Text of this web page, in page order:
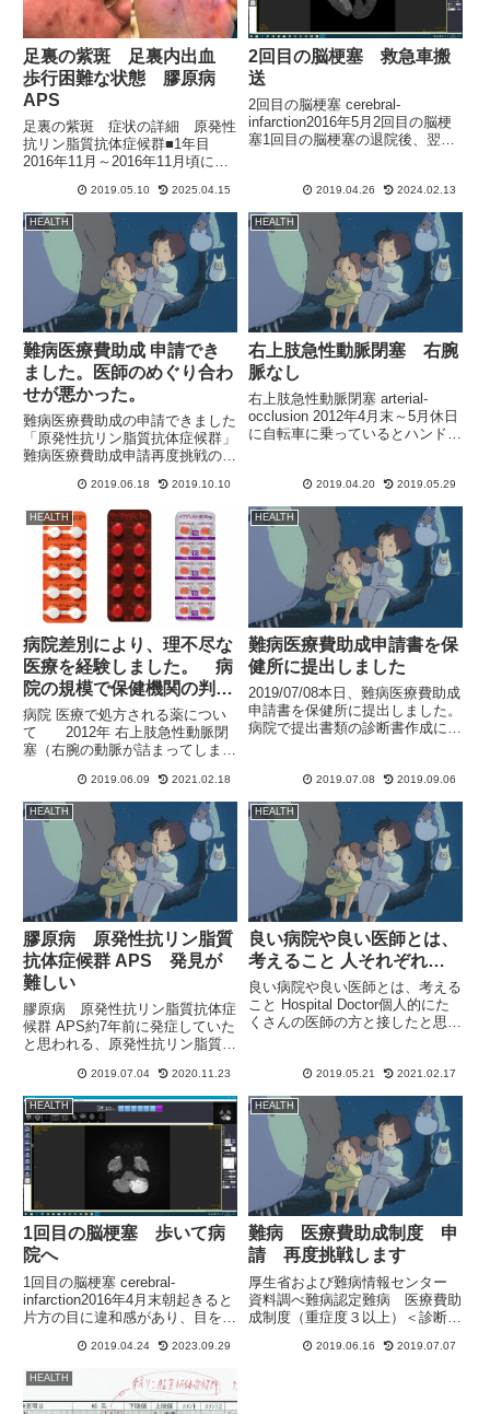
足裏の紫斑 足裏内出血
歩行困難な状態 膠原病
APS
足裏の紫斑 症状の詳細 原発性
抗リン脂質抗体症候群■1年目
2016年11月～2016年11月頃に発
状は、2016年10月頃に足先にす
ごく汗が出るようになり冬なのに
足先がべたべた状態毎日両足先か
ら汗を拭いていた...
2019.05.10 2025.04.15
2回目の脳梗塞 救急車搬
送
2回目の脳梗塞 cerebral-
infarction2016年5月2回目の脳梗
塞1回目の脳梗塞の退院後、翌日
で食事など、通常の生活にもどり
ました。と思って安心していた
ら、深夜にな...
2019.04.26 2024.02.13
HEALTH
難病医療費助成 申請でき
ました。医師のめぐり合わ
せが悪かった。
難病医療費助成の申請できました
「原発性抗リン脂質抗体症候群」
難病医療費助成申請再度挑戦の結
助成の申請について、軽症高額特
例などもあり今回は、保健所やい
ろいろな相談所で電話やネットで
確認したり、かなり勉強しすぎ...
2019.06.18 2019.10.10
HEALTH
右上肢急性動脈閉塞 右腕
脈なし
右上肢急性動脈閉塞 arterial-
occlusion 2012年4月末～5月休日
に自転車に乗っているとハンドル
ネキンのような白でした。（レイ
ノー現象のような感じです）しば
らくす...
2019.04.20 2019.05.29
HEALTH
病院差別により、理不尽な
医療を経験しました。 病
院の規模で保健機関の判断
が違う。
病院 医療で処方される薬につい
て 2012年 右上肢急性動脈閉
塞（右腕の動脈が詰まってしまっ
ら高度医療機関を紹介され診療し
ました。結果、薬がプレタールと
ワーファリンの2種類処方され数
か月様子を診て、安定した状...
2019.06.09 2021.02.18
HEALTH
難病医療費助成申請書を保
健所に提出しました
2019/07/08本日、難病医療費助成
申請書を保健所に提出しました。
病院で提出書類の診断書作成に3
くり、普通の会社なら1～2日で
作成するような書類でした。個人
的には、正直半日で作...
2019.07.08 2019.09.06
HEALTH
膠原病 原発性抗リン脂質
抗体症候群 APS 発見が
難しい
膠原病 原発性抗リン脂質抗体症
候群 APS約7年前に発症していた
と思われる、原発性抗リン脂質抗
者によると、とても分かりにく
い、発見しにくいらしい…今回、
判明したのは「運がいい」と考え
たほうが良いようです。若い女...
2019.07.04 2020.11.23
HEALTH
良い病院や良い医師とは、
考えること 人それぞれ…
良い病院や良い医師とは、考える
こと Hospital Doctor個人的にた
くさんの医師の方と接したと思っ
ど、かなり多くの医師と接してき
ました。また、レセプト設定や電
子カルテ・電子機...
2019.05.21 2021.02.17
HEALTH
1回目の脳梗塞 歩いて病
院へ
1回目の脳梗塞 cerebral-
infarction2016年4月末朝起きると
片方の目に違和感があり、目を何
した。鏡を見ても何も変化はな
く、そのまま仕事に出勤しました
が、夜になり激しい吐き気があ
り、それから2...
2019.04.24 2023.09.29
HEALTH
難病 医療費助成制度 申
請 再度挑戦します
厚生省および難病情報センター
資料調べ難病認定難病 医療費助
成制度（重症度３以上）＜診断基
群臨床基準の１項目以上が存在
2019.06.16 2019.07.07
HEALTH